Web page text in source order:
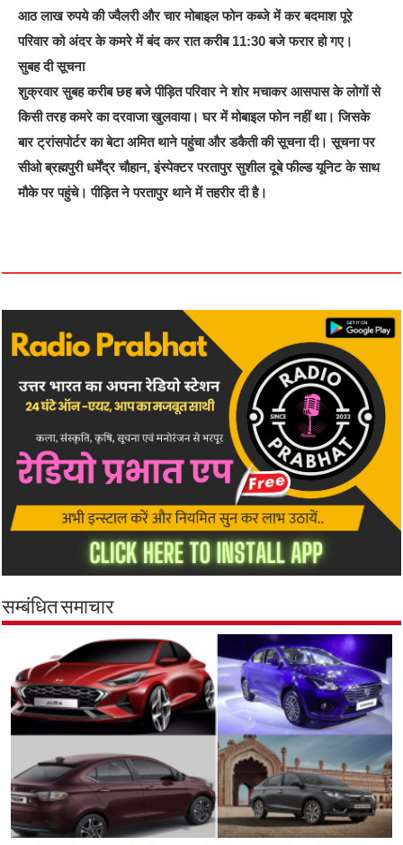
आठ लाख रुपये की ज्वैलरी और चार मोबाइल फोन कब्जे में कर बदमाश पूरे
परिवार को अंदर के कमरे में बंद कर रात करीब 11:30 बजे फरार हो गए।
सुबह दी सूचना
शुक्रवार सुबह करीब छह बजे पीड़ित परिवार ने शोर मचाकर आसपास के लोगों से
किसी तरह कमरे का दरवाजा खुलवाया। घर में मोबाइल फोन नहीं था। जिसके
बार ट्रांसपोर्टर का बेटा अमित थाने पहुंचा और डकैती की सूचना दी। सूचना पर
सीओ ब्रह्मपुरी धर्मेंद्र चौहान, इंस्पेक्टर परतापुर सुशील दूबे फील्ड यूनिट के साथ
मौके पर पहुंचे। पीड़ित ने परतापुर थाने में तहरीर दी है।
सम्बंधित समाचार